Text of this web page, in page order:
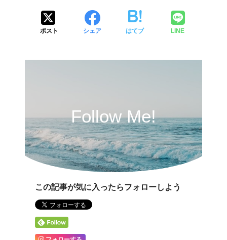
ポスト シェア はてブ LINE
Follow Me!
この記事が気に入ったらフォローしよう